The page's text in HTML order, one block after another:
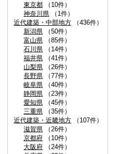
東京都 （10件）
神奈川県 （1件）
近代建築・中部地方 （436件）
新潟県 （50件）
富山県 （85件）
石川県 （14件）
福井県 （41件）
山梨県 （26件）
長野県 （77件）
岐阜県 （40件）
静岡県 （23件）
愛知県 （45件）
三重県 （35件）
近代建築・近畿地方 （107件）
滋賀県 （26件）
京都府 （10件）
大阪府 （24件）